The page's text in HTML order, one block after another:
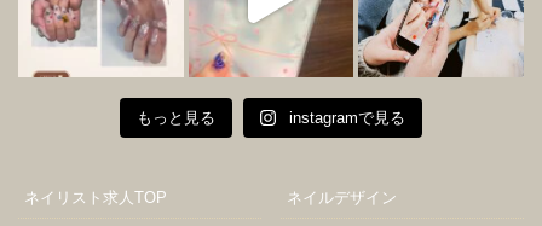
もっと見る instagramで見る
ネイリスト求人TOP ネイルデザイン